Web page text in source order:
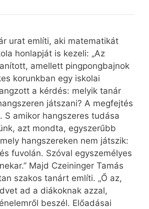
urat említi, aki matematikát
honlapját is kezeli: „Az
amellett pingpongbajnok
korunkban egy iskolai
a kérdés: melyik tanár
játszani? A megfejtés
S amikor hangszeres tudása
azt mondta, egyszerűbb
hangszereken nem játszik:
fuvolán. Szóval egyszemélyes
Majd Czeininger Tamás
szakos tanárt említi. „Ő az,
ad a diákoknak azzal,
beszél. Előadásai